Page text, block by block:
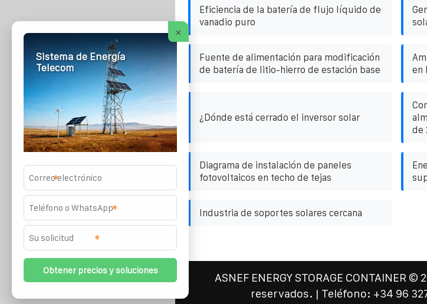
Eficiencia de la batería de flujo líquido de
vanadio puro
Fuente de alimentación para modificación
de batería de litio-hierro de estación base
en
¿Dónde está cerrado el inversor solar
de
Diagrama de instalación de paneles
fotovoltaicos en techo de tejas
Industria de soportes solares cercana
ASNEF ENERGY STORAGE CONTAINER ©
reservados. | Teléfono: +34 96
×
Sistema de Energía
Telecom
*
*
*